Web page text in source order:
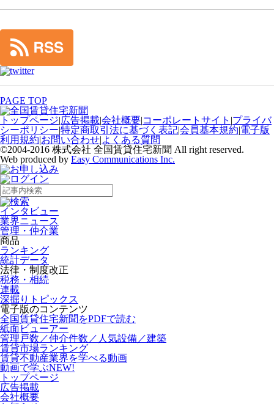
PAGE TOP
トップページ|広告掲載|会社概要|コーポレートサイト |プライバ
シーポリシー|特定商取引法に基づく表記|会員基本規約|電子版
利用規約|お問い合わせ|よくある質問
©2004-2016 株式会社 全国賃貸住宅新聞 All right reserved.
Web produced by Easy Communications Inc.
インタビュー
業界ニュース
管理・仲介業
商品
ランキング
統計データ
法律・制度改正
税務・相続
連載
深掘りトピックス
電子版のコンテンツ
全国賃貸住宅新聞をPDFで読む
紙面ビューアー
管理戸数／仲介件数／人気設備／建築
賃貸市場ランキング
賃貸不動産業界を学べる動画
動画で学ぶNEW!
トップページ
広告掲載
会社概要